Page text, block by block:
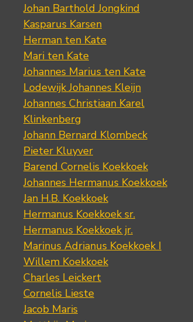
Johan Barthold Jongkind
Kasparus Karsen
Herman ten Kate
Mari ten Kate
Johannes Marius ten Kate
Lodewijk Johannes Kleijn
Johannes Christiaan Karel
Klinkenberg
Johann Bernard Klombeck
Pieter Kluyver
Barend Cornelis Koekkoek
Johannes Hermanus Koekkoek
Jan H.B. Koekkoek
Hermanus Koekkoek sr.
Hermanus Koekkoek jr.
Marinus Adrianus Koekkoek I
Willem Koekkoek
Charles Leickert
Cornelis Lieste
Jacob Maris